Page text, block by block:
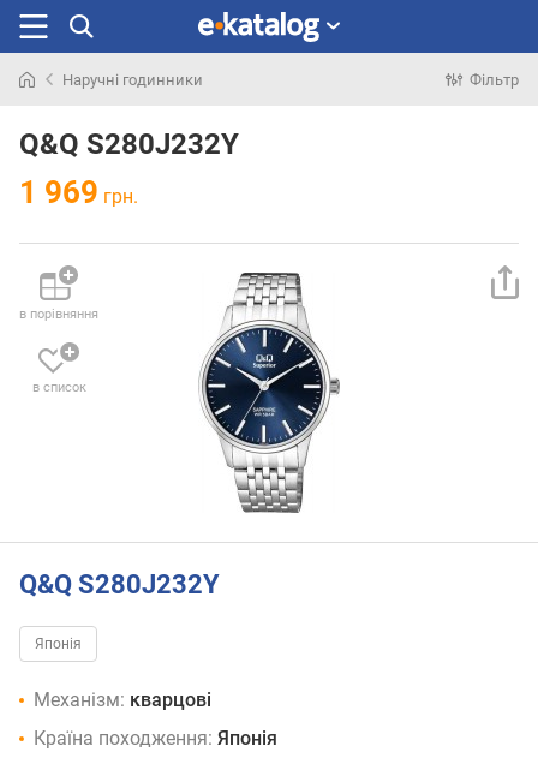
раніше
Наручні годинники Фільтр
Q&Q S280J232Y
1 969 грн.
в порівняння
в список
Q&Q S280J232Y
Японія
Механізм: кварцові
Країна походження: Японія